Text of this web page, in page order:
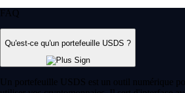
FAQ
Qu'est-ce qu'un portefeuille USDS ?
Un portefeuille USDS est un outil numérique